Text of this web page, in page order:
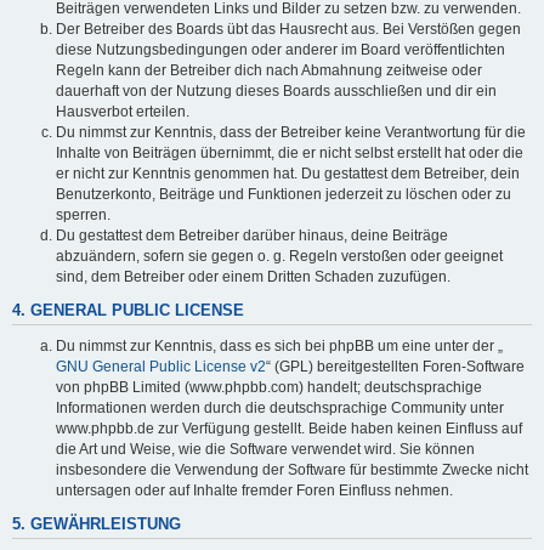
Beiträgen verwendeten Links und Bilder zu setzen bzw. zu verwenden.
Der Betreiber des Boards übt das Hausrecht aus. Bei Verstößen gegen
diese Nutzungsbedingungen oder anderer im Board veröffentlichten
Regeln kann der Betreiber dich nach Abmahnung zeitweise oder
dauerhaft von der Nutzung dieses Boards ausschließen und dir ein
Hausverbot erteilen.
Du nimmst zur Kenntnis, dass der Betreiber keine Verantwortung für die
Inhalte von Beiträgen übernimmt, die er nicht selbst erstellt hat oder die
er nicht zur Kenntnis genommen hat. Du gestattest dem Betreiber, dein
Benutzerkonto, Beiträge und Funktionen jederzeit zu löschen oder zu
sperren.
Du gestattest dem Betreiber darüber hinaus, deine Beiträge
abzuändern, sofern sie gegen o. g. Regeln verstoßen oder geeignet
sind, dem Betreiber oder einem Dritten Schaden zuzufügen.
4. GENERAL PUBLIC LICENSE
Du nimmst zur Kenntnis, dass es sich bei phpBB um eine unter der „
GNU General Public License v2“ (GPL) bereitgestellten Foren-Software
von phpBB Limited (www.phpbb.com) handelt; deutschsprachige
Informationen werden durch die deutschsprachige Community unter
www.phpbb.de zur Verfügung gestellt. Beide haben keinen Einfluss auf
die Art und Weise, wie die Software verwendet wird. Sie können
insbesondere die Verwendung der Software für bestimmte Zwecke nicht
untersagen oder auf Inhalte fremder Foren Einfluss nehmen.
5. GEWÄHRLEISTUNG